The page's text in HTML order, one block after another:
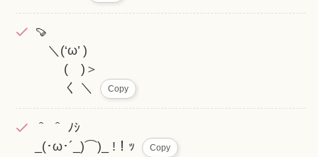
🍠
＼(‘ω’ )
( )＞
く ＼
Copy
＾ ＾ ﾉｼ
_(･ω･´_)⌒)_ !！ｯ
Copy